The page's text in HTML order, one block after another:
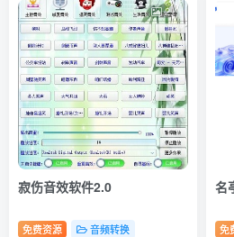
2
寂伤音效软件2.0
免费资源 音频转换
名
免